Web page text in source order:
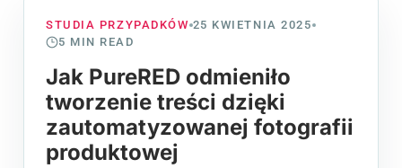
STUDIA PRZYPADKÓW 25 KWIETNIA 2025
5 MIN READ
Jak PureRED odmieniło
tworzenie treści dzięki
zautomatyzowanej fotografii
produktowej